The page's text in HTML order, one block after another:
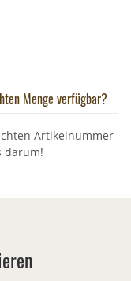
Menge verfügbar?
Artikelnummer
darum!